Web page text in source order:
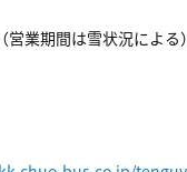
業期間は雪状況による）